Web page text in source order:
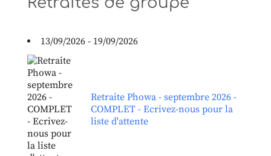
13/09/2026 - 19/09/2026
Retraite Phowa - septembre 2026 -
COMPLET - Ecrivez-nous pour la
liste d'attente